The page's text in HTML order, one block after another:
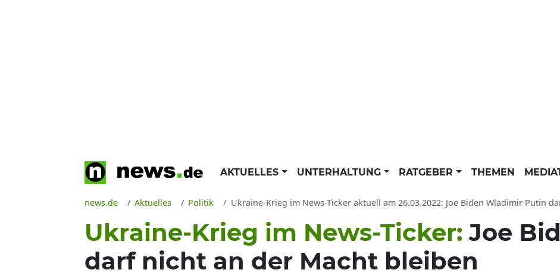
AKTUELLES UNTERHALTUNG RATGEBER THEMEN
news.de Aktuelles Politik Ukraine-Krieg im News-Ticker aktuell am 26.03.2022: Joe Biden Wladimir Putin
Ukraine-Krieg im News-Ticker:Joe
darf nicht an der Macht bleiben